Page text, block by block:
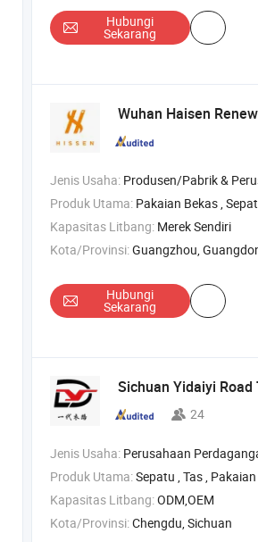
Hubungi
Sekarang
Wuhan Haisen
Jenis Usaha: Produsen/Pabrik & Perusahaan
Produk Utama: Pakaian Bekas , Sepatu Bekas , Tas Bekas ,
Kapasitas Litbang: Merek Sendiri
Kota/Provinsi:Guangzhou,
Hubungi
Sekarang
Sichuan Yidaiyi Road
24
Jenis Usaha: Perusahaan
Produk Utama:Sepatu , Tas , Pakaian , Tas Bekas ,
Kapasitas Litbang:ODM,OEM
Kota/Provinsi:Chengdu, Sichuan